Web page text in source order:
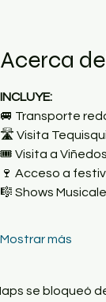
Acerca
INCLUYE:
🚐 Transporte
🛣 Visita
🎟️ Visita a
🍷 Acceso a
🎼 Shows
Mostrar más
se bloqueó